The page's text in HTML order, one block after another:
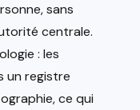
sans
centrale.
: les
un registre
ce qui